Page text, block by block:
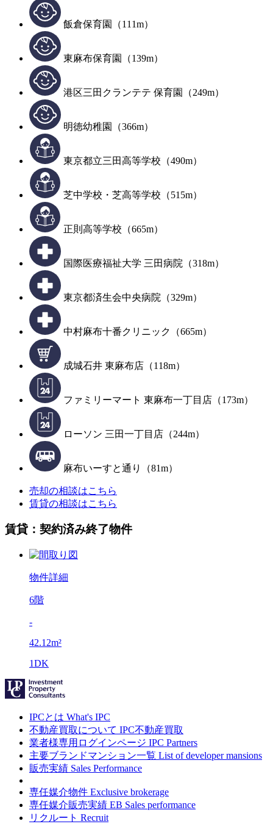
飯倉保育園（111m）
東麻布保育園（139m）
港区三田クランテテ 保育園（249m）
明徳幼稚園（366m）
東京都立三田高等学校（490m）
芝中学校・芝高等学校（515m）
正則高等学校（665m）
国際医療福祉大学 三田病院（318m）
東京都済生会中央病院（329m）
中村麻布十番クリニック（665m）
成城石井 東麻布店（118m）
ファミリーマート 東麻布一丁目店（173m）
ローソン 三田一丁目店（244m）
麻布いーすと通り（81m）
売却の相談はこちら
賃貸の相談はこちら
賃貸：契約済み終了物件
物件詳細
6階
-
42.12m²
1DK
IPCとは What's IPC
不動産買取について IPC不動産買取
業者様専用ログインページ IPC Partners
主要ブランドマンション一覧 List of developer mansions
販売実績 Sales Performance
専任媒介物件 Exclusive brokerage
専任媒介販売実績 EB Sales performance
リクルート Recruit